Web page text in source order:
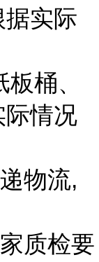
实际
桶、
情况
物流,
质检要